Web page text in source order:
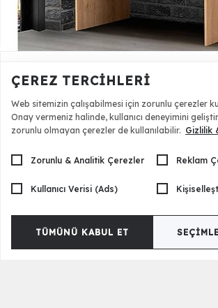
ÇEREZ TERCIHLERI
Web sitemizin çalışabilmesi için zorunlu çerezler
Onay vermeniz halinde, kullanıcı deneyimini
zorunlu olmayan çerezler de kullanılabilir. Gizlilik
Zorunlu & Analitik Çerezler Reklam
Kullanıcı Verisi (Ads)
TÜMÜNÜ KABUL ET